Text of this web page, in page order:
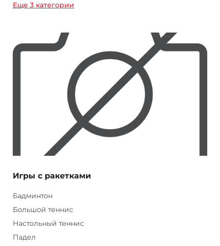
Еще 3 категории
Игры с ракетками
Бадминтон
Большой теннис
Настольный теннис
Падел